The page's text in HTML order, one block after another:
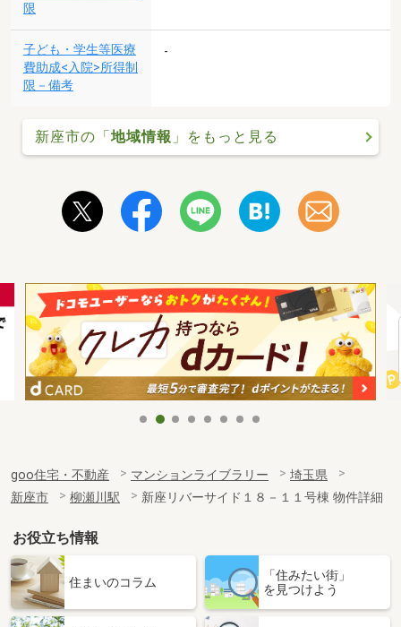
限
子ども・学生等医療
費助成<入院>所得制
限－備考
-
新座市の「地域情報 」をもっと見る
goo住宅・不動産 マンションライブラリー
埼玉県
新座市
柳瀬川駅 新座リバーサイド１８－１１号棟 物件詳細
お役立ち情報
住まいのコラム
「住みたい街」
を見つけよう